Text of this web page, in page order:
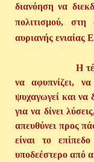
διανόηση να
πολιτισμού,
αυριανής ενιαίας
Η
να αφυπνίζει,
ψυχαγωγεί και να
για να δίνει
απευθύνει προς
είναι το
υποδεέστερο από